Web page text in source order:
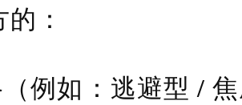
：
例如：逃避型 /